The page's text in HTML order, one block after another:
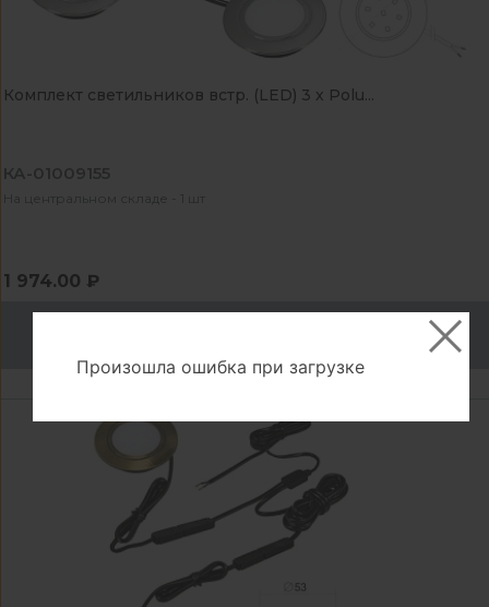
Комплект светильников встр. (LED) 3 х Polu...
КА-01009155
На центральном складе - 1 шт
1 974.00 ₽
Произошла ошибка при загрузке